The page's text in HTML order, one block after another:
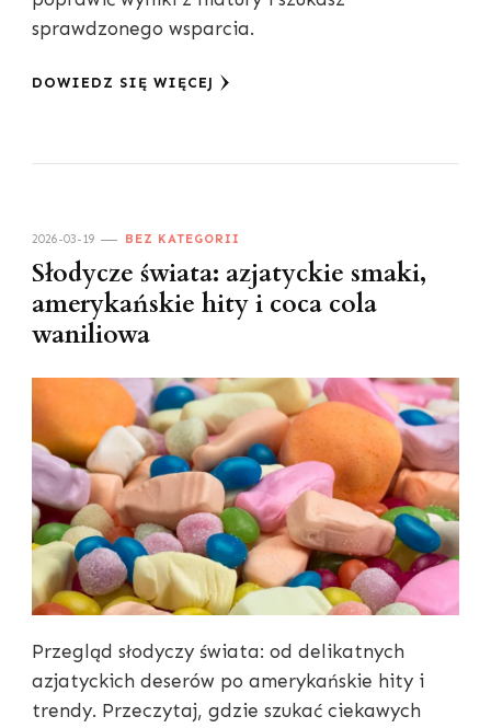
sprawdzonego wsparcia.
DOWIEDZ SIĘ WIĘCEJ
2026-03-19 BEZ KATEGORII
Słodycze świata: azjatyckie smaki,
amerykańskie hity i coca cola
waniliowa
Przegląd słodyczy świata: od delikatnych
azjatyckich deserów po amerykańskie hity i
trendy. Przeczytaj, gdzie szukać ciekawych